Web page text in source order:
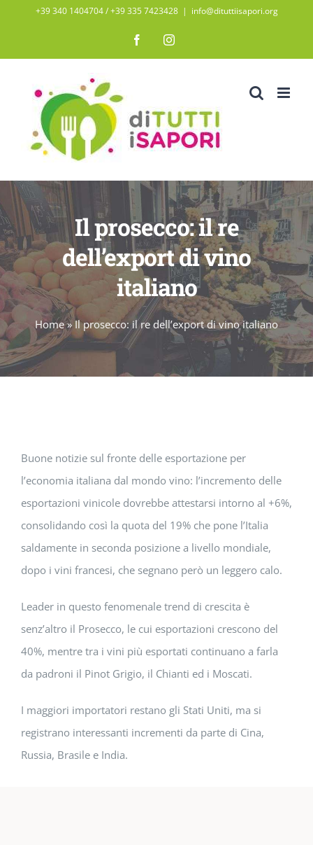
contenuto
+39 340 1404704 / ‭+39 335 7423428‬ | info@dituttiisapori.org
FacebookInstagram
Il prosecco: il re
dell’export di vino
italiano
Home»Il prosecco: il re dell’export di vino italiano
Buone notizie sul fronte delle esportazione per
l’economia italiana dal mondo vino: l’incremento delle
esportazioni vinicole dovrebbe attestarsi intorno al +6%,
consolidando così la quota del 19% che pone l’Italia
saldamente in seconda posizione a livello mondiale,
dopo i vini francesi, che segnano però un leggero calo.
Leader in questo fenomenale trend di crescita è
senz’altro il Prosecco, le cui esportazioni crescono del
40%, mentre tra i vini più esportati continuano a farla
da padroni il Pinot Grigio, il Chianti ed i Moscati.
I maggiori importatori restano gli Stati Uniti, ma si
registrano interessanti incrementi da parte di Cina,
Russia, Brasile e India.